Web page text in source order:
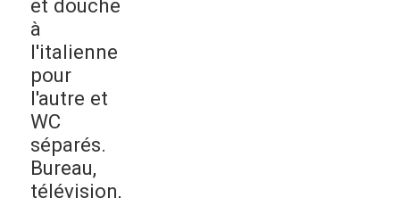
et douche
à
l'italienne
pour
l'autre et
WC
séparés.
Bureau,
télévision,